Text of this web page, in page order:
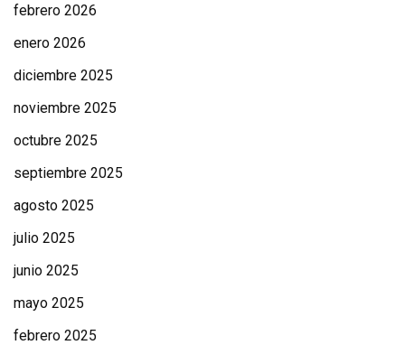
febrero 2026
enero 2026
diciembre 2025
noviembre 2025
octubre 2025
septiembre 2025
agosto 2025
julio 2025
junio 2025
mayo 2025
febrero 2025